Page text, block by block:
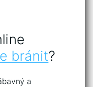
bránit?
a